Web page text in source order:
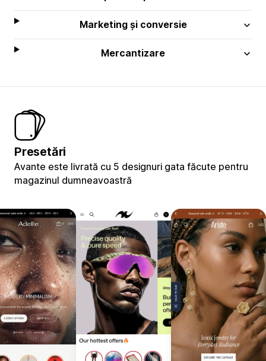
Marketing și conversie
Mercantizare
Presetări
Avante este livrată cu 5 designuri gata făcute pentru
magazinul dumneavoastră